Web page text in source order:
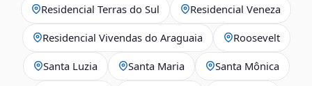
Residencial Terras do Sul Residencial Veneza
Residencial Vivendas do Araguaia Roosevelt
Santa Luzia Santa Maria Santa Mônica